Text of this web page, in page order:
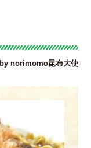
by norimomo昆布大使